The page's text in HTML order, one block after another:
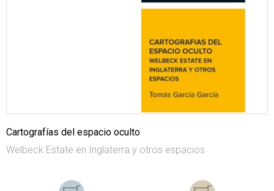
Cartografías del espacio oculto
Welbeck Estate en Inglaterra y otros espacios